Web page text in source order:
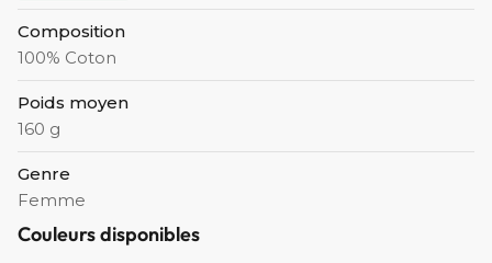
Composition
100% Coton
Poids moyen
160 g
Genre
Femme
Couleurs disponibles